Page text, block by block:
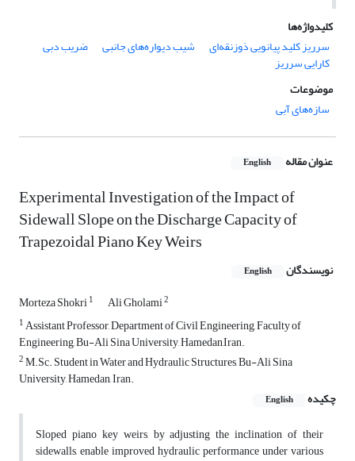
کلیدواژه‌ها
سرریز کلید پیانویی ذوزنقه‌ای
شیب دیواره‌های جانبی ضریب دبی
کارایی سرریز
موضوعات
سازه‌های آبی
عنوان مقاله English
Experimental Investigation of the Impact of
Sidewall Slope on the Discharge Capacity of
Trapezoidal Piano Key Weirs
نویسندگان English
Morteza Shokri1 Ali Gholami2
1Assistant Professor, Department of Civil Engineering, Faculty of
Engineering, Bu-Ali Sina University, Hamedan,Iran.
2M.Sc. Student in Water and Hydraulic Structures, Bu-Ali Sina
University, Hamedan, Iran.
چکیده
English
Sloped piano key weirs, by adjusting the inclination of their
sidewalls, enable improved hydraulic performance under various